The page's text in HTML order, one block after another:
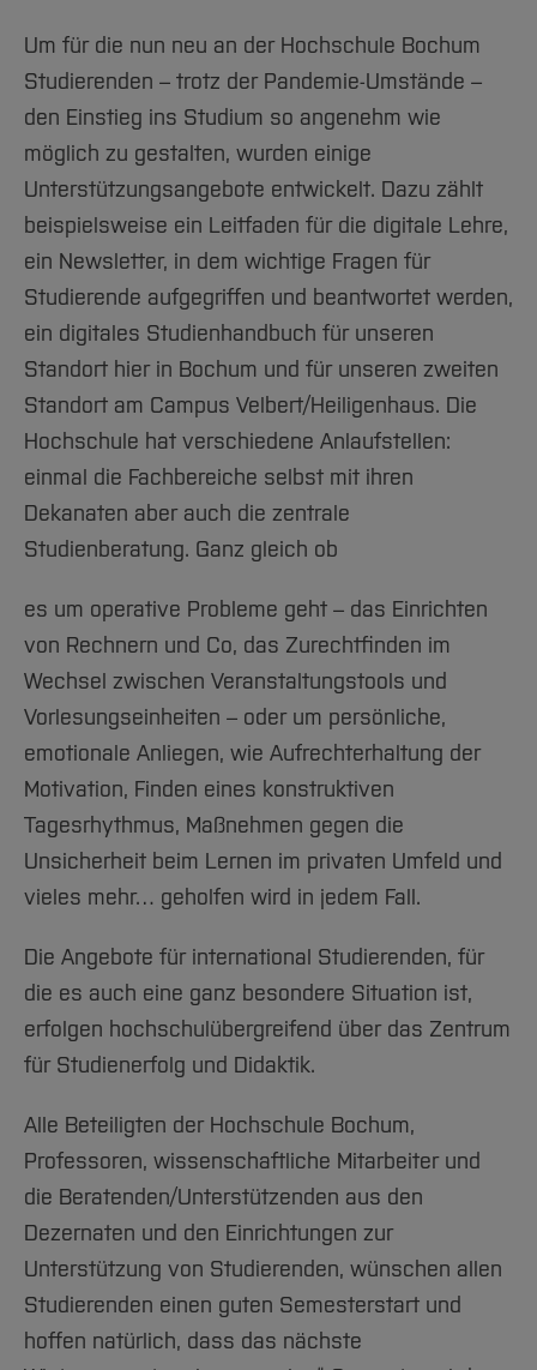
Um für die nun neu an der Hochschule Bochum
Studierenden – trotz der Pandemie-Umstände –
den Einstieg ins Studium so angenehm wie
möglich zu gestalten, wurden einige
Unterstützungsangebote entwickelt. Dazu zählt
beispielsweise ein Leitfaden für die digitale Lehre,
ein Newsletter, in dem wichtige Fragen für
Studierende aufgegriffen und beantwortet werden,
ein digitales Studienhandbuch für unseren
Standort hier in Bochum und für unseren zweiten
Standort am Campus Velbert/Heiligenhaus. Die
Hochschule hat verschiedene Anlaufstellen:
einmal die Fachbereiche selbst mit ihren
Dekanaten aber auch die zentrale
Studienberatung. Ganz gleich ob
es um operative Probleme geht – das Einrichten
von Rechnern und Co, das Zurechtfinden im
Wechsel zwischen Veranstaltungstools und
Vorlesungseinheiten – oder um persönliche,
emotionale Anliegen, wie Aufrechterhaltung der
Motivation, Finden eines konstruktiven
Tagesrhythmus, Maßnehmen gegen die
Unsicherheit beim Lernen im privaten Umfeld und
vieles mehr… geholfen wird in jedem Fall.
Die Angebote für international Studierenden, für
die es auch eine ganz besondere Situation ist,
erfolgen hochschulübergreifend über das Zentrum
für Studienerfolg und Didaktik.
Alle Beteiligten der Hochschule Bochum,
Professoren, wissenschaftliche Mitarbeiter und
die Beratenden/Unterstützenden aus den
Dezernaten und den Einrichtungen zur
Unterstützung von Studierenden, wünschen allen
Studierenden einen guten Semesterstart und
hoffen natürlich, dass das nächste